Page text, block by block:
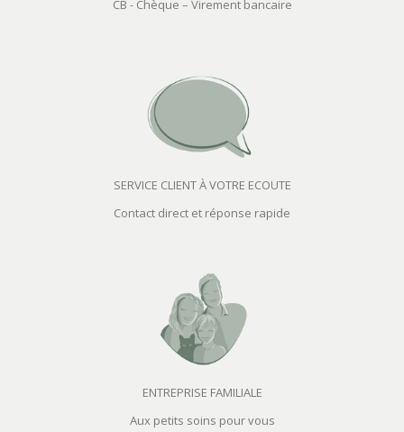
CB - Chèque – Virement bancaire
SERVICE CLIENT À VOTRE ECOUTE
Contact direct et réponse rapide
ENTREPRISE FAMILIALE
Aux petits soins pour vous